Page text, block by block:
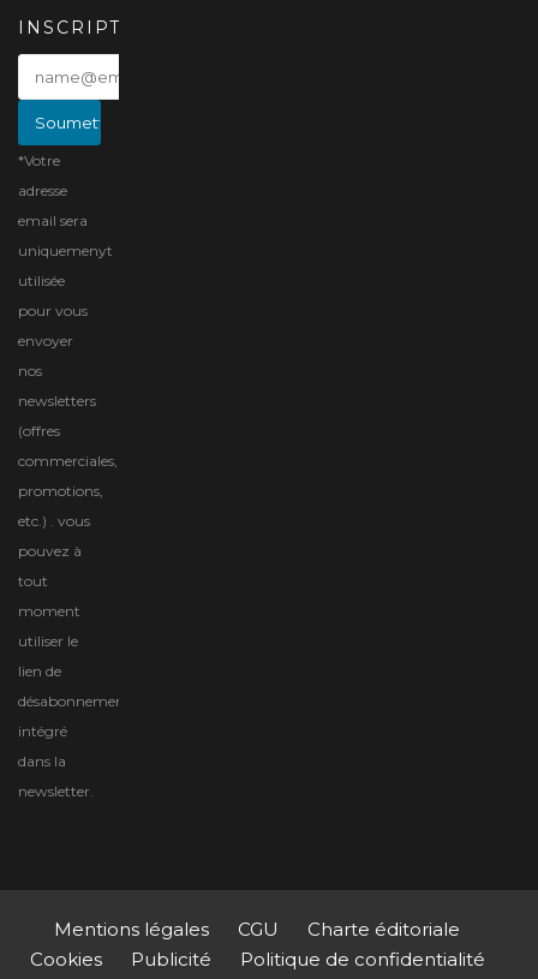
INSCRIPTION
*Votre
adresse
email sera
uniquemenyt
utilisée
pour vous
envoyer
nos
newsletters
(offres
commerciales,
promotions,
etc.) . vous
pouvez à
tout
moment
utiliser le
lien de
désabonnement
intégré
dans la
newsletter.
Mentions légales CGU
Charte éditoriale
Cookies
Publicité
Politique de confidentialité